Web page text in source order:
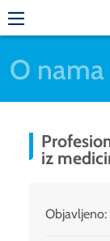
O nama
iz
Objavljeno: